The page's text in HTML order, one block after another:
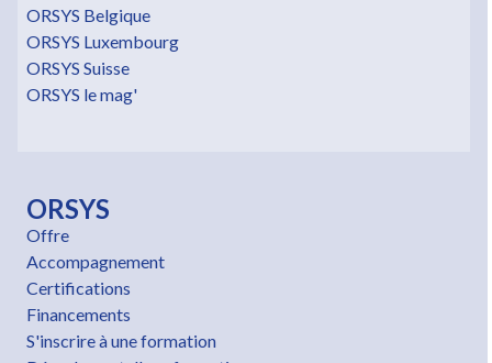
ORSYS Belgique
ORSYS Luxembourg
ORSYS Suisse
ORSYS le mag'
ORSYS
Offre
Accompagnement
Certifications
Financements
S'inscrire à une formation